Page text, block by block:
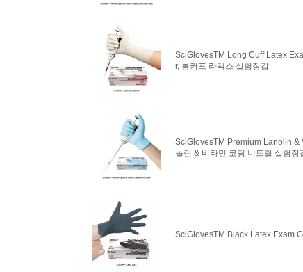
SciGlovesTM Long Cuff Latex
r, 롱커프 라텍스 실험장갑
SciGlovesTM Premium Lanolin
놀린 & 비타민 코팅 니트릴 실험장
SciGlovesTM Black Latex Exam